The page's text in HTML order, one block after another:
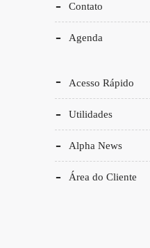
Contato
Agenda
Acesso Rápido
Utilidades
Alpha News
Área do Cliente